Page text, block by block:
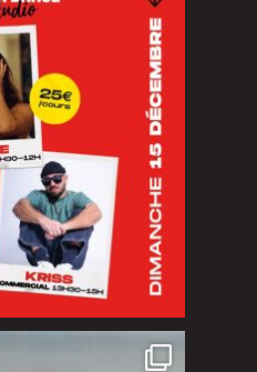
...
pour Halloween ! Un...